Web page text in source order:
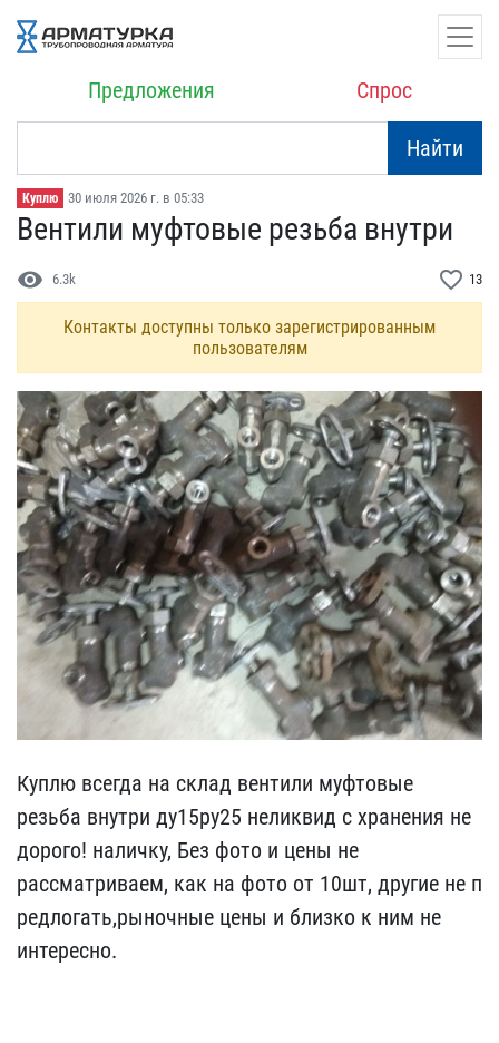
Предложения Спрос
Найти
Куплю 30 июля 2026 г. в 05:33
Вентили муфтовые резьба ​внутри
visibility 6.3k favorite_border 13
Контакты доступны только зарегистрированным
пользователям
Куплю всегда на склад ве​нтили муфтовые
резьба вн​утри ду15ру25 неликвид с​ хранения не
дорого! нал​ичку, Без фото и цены не​
рассматриваем, как на ф​ото от 10шт, другие не п​
редлогать,рыночные цены ​и близко к ним не
интере​сно.